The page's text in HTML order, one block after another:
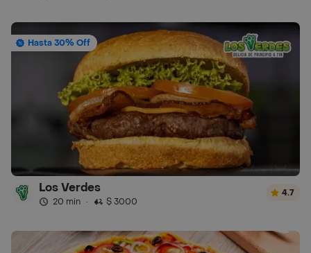
Hasta 30% Off
Los Verdes
20 min · $ 3000
4.7